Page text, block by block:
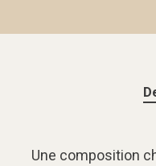
Une composition